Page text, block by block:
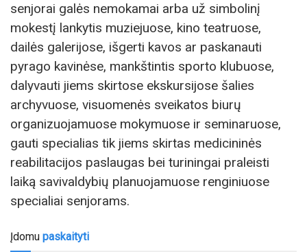
senjorai galės nemokamai arba už simbolinį
mokestį lankytis muziejuose, kino teatruose,
dailės galerijose, išgerti kavos ar paskanauti
pyrago kavinėse, mankštintis sporto klubuose,
dalyvauti jiems skirtose ekskursijose šalies
archyvuose, visuomenės sveikatos biurų
organizuojamuose mokymuose ir seminaruose,
gauti specialias tik jiems skirtas medicininės
reabilitacijos paslaugas bei turiningai praleisti
laiką savivaldybių planuojamuose renginiuose
specialiai senjorams.
Įdomu paskaityti